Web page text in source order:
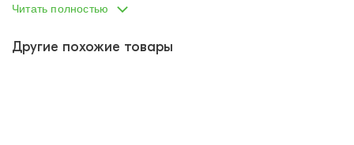
хорошо тянутся
удобны в носке, держат форму
Читать полностью
Другие похожие товары